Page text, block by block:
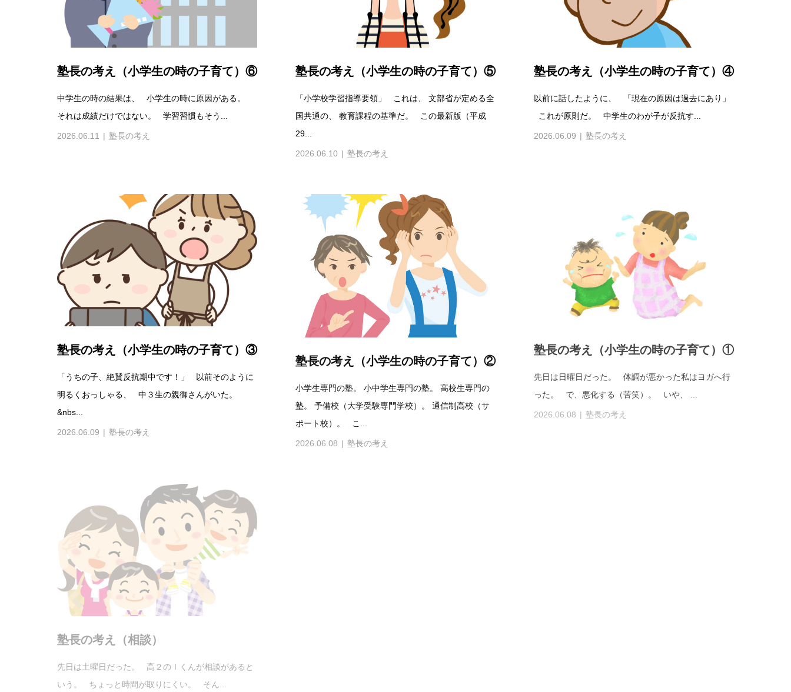
塾長の考え
塾長の考え
2026.06.09
塾長の考え（小学生の時の子育て）③
「うちの子、絶賛反抗期中です！」 以前そのように
明るくおっしゃる、 中３生の親御さんがいた。
&nbs...
2026.06.09 塾長の考え
塾長の考え（小学生の時の子育て）②
小学生専門の塾。 小中学生専門の塾。 高校生専門の
塾。 予備校（大学受験専門学校）。 通信制高校（サ
ポート校）。 こ...
2026.06.08 塾長の考え
塾長の考え（小学生の時の子育て）①
先日は日曜日だった。 体調が悪かった私はヨガへ行
った。 で、悪化する（苦笑）。 いや、 ...
2026.06.08 塾長の考え
塾長の考え（相談）
先日は土曜日だった。 高２のⅠくんが相談があると
いう。 ちょっと時間が取りにくい。 そん...
2026.06.07 塾長の考え